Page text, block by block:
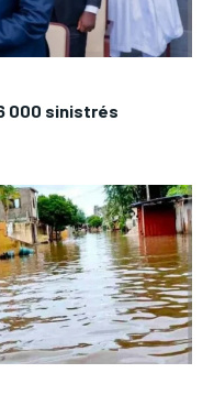
000 sinistrés